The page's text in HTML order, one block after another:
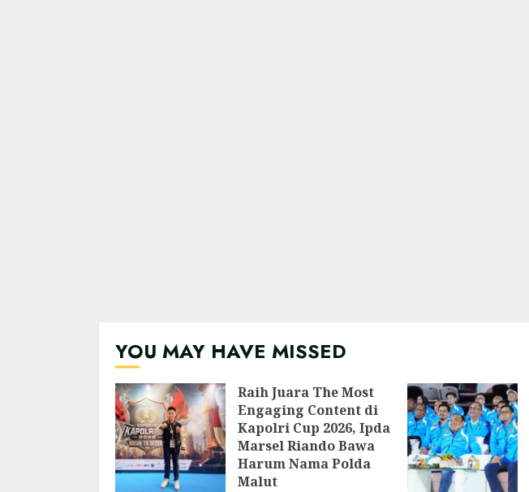
YOU MAY HAVE MISSED
Raih Juara The Most
Engaging Content di
Kapolri Cup 2026, Ipda
Marsel Riando Bawa
Harum Nama Polda
Malut